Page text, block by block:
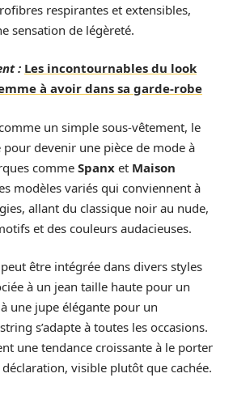
respirantes et extensibles,
sensation de légèreté.
: Les incontournables du look
à avoir dans sa garde-robe
un simple sous-vêtement, le
devenir une pièce de mode à
comme Spanx et Maison
modèles variés qui conviennent à
allant du classique noir au nude,
et des couleurs audacieuses.
être intégrée dans divers styles
à un jean taille haute pour un
une jupe élégante pour un
s’adapte à toutes les occasions.
une tendance croissante à le porter
visible plutôt que cachée.